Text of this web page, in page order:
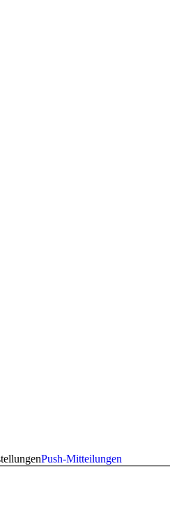
Push-Mitteilungen